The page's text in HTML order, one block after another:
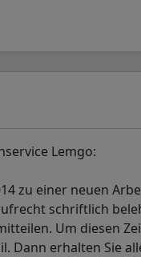
Lemgo:
zu einer neuen
schriftlich
Um diesen
Dann erhalten Sie